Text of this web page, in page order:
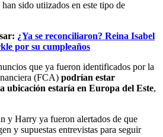
sido utiizados en este tipo de
¿Ya se reconciliaron? Reina Isabel
por su cumpleaños
que ya fueron identificados por la
(FCA) podrían estar
ubicación estaría en Europa del Este,
y Harry ya fueron alertados de que
y supuestas entrevistas para seguir